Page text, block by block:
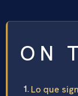
ON
Lo que